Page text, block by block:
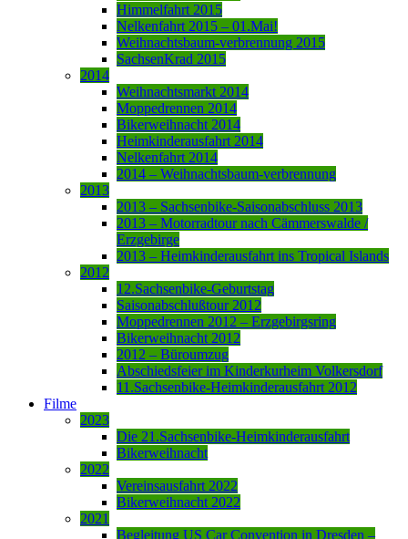
Himmelfahrt 2015
Nelkenfahrt 2015 – 01.Mai!
Weihnachtsbaum-verbrennung 2015
SachsenKrad 2015
2014
Weihnachtsmarkt 2014
Moppedrennen 2014
Bikerweihnacht 2014
Heimkinderausfahrt 2014
Nelkenfahrt 2014
2014 – Weihnachtsbaum-verbrennung
2013
2013 – Sachsenbike-Saisonabschluss 2013
2013 – Motorradtour nach Cämmerswalde /
Erzgebirge
2013 – Heimkinderausfahrt ins Tropical Islands
2012
12.Sachsenbike-Geburtstag
Saisonabschlußtour 2012
Moppedrennen 2012 – Erzgebirgsring
Bikerweihnacht 2012
2012 – Büroumzug
Abschiedsfeier im Kinderkurheim Volkersdorf
11.Sachsenbike-Heimkinderausfahrt 2012
Filme
2023
Die 21.Sachsenbike-Heimkinderausfahrt
Bikerweihnacht
2022
Vereinsausfahrt 2022
Bikerweihnacht 2022
2021
Begleitung US Car Convention in Dresden –